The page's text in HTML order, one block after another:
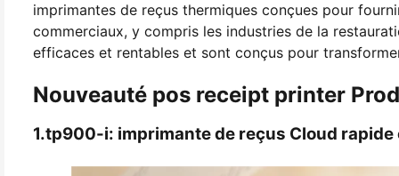
imprimantes de reçus thermiques conçues pour
commerciaux, y compris les industries de la
efficaces et rentables et sont conçus pour
Nouveauté pos receipt printer
1.tp900-i: imprimante de reçus Cloud rapide